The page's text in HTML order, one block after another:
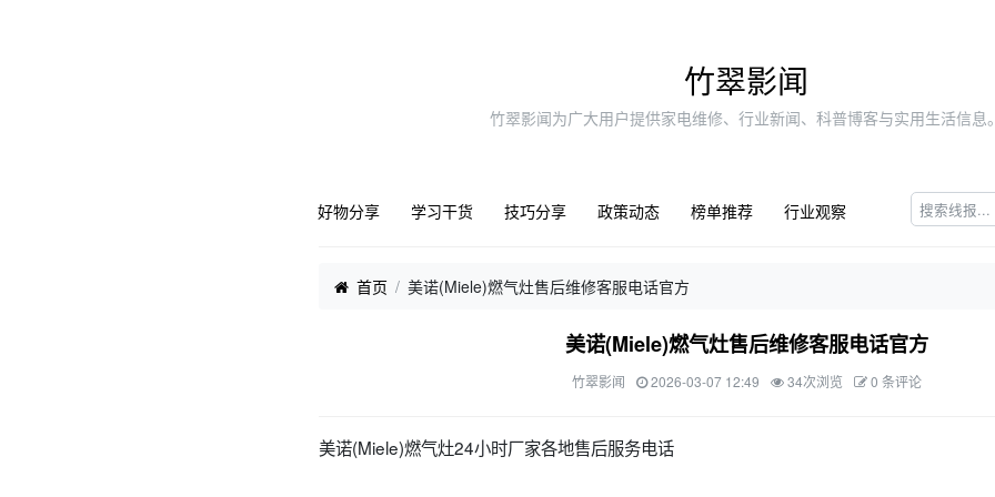
竹翠影闻
竹翠影闻为广大用户提供家电维修、行业新闻、科普博客与实用生活信息
好物分享 学习干货 技巧分享 政策动态 榜单推荐 行业观察
首页 ‌‌美诺(Miele)燃气灶售后维修客服电话官方
‌‌美诺(Miele)燃气灶售后维修客服电话官方
竹翠影闻 2026-03-07 12:49 34次浏览 0 条评论
‌‌美诺(Miele)燃气灶24小时厂家各地售后服务电话